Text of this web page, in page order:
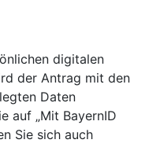
digitalen
der Antrag mit den
Daten
auf „Mit BayernID
Sie sich auch